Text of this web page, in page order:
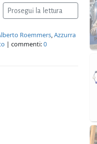
Prosegui la lettura
Roemmers,Azzurra
| commenti:0